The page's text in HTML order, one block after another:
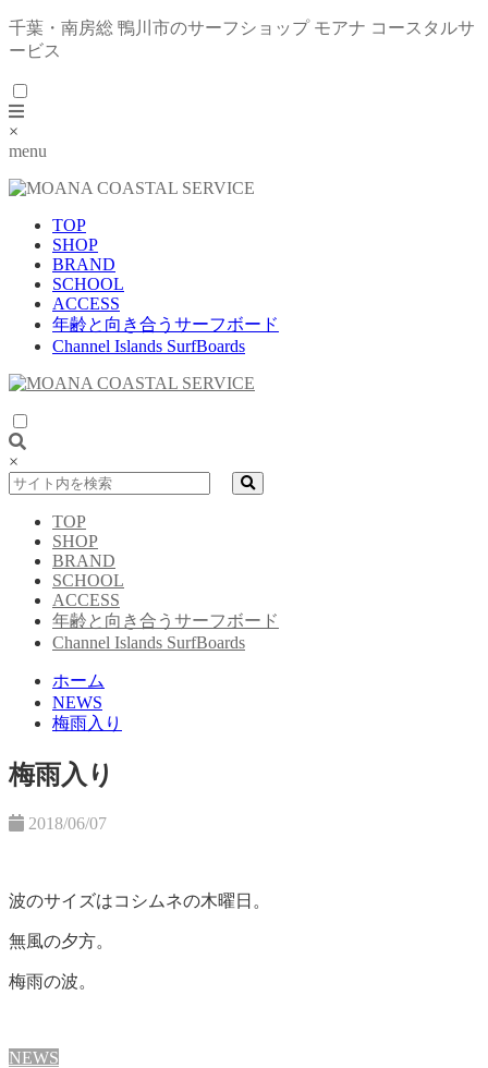
千葉・南房総 鴨川市のサーフショップ モアナ コースタルサ
ービス
×
menu
TOP
SHOP
BRAND
SCHOOL
ACCESS
年齢と向き合うサーフボード
Channel Islands SurfBoards
×
TOP
SHOP
BRAND
SCHOOL
ACCESS
年齢と向き合うサーフボード
Channel Islands SurfBoards
ホーム
NEWS
梅雨入り
梅雨入り
2018/06/07
波のサイズはコシムネの木曜日。
無風の夕方。
梅雨の波。
NEWS